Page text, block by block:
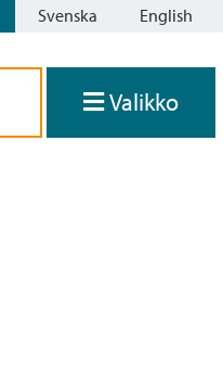
Svenska English
Valikko